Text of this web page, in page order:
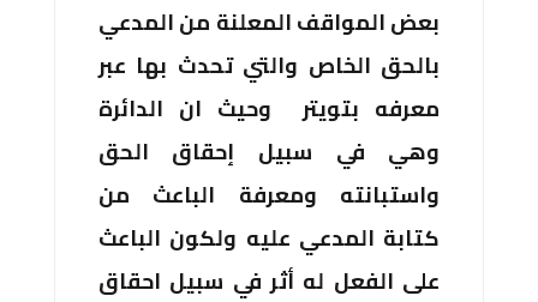
بعض المواقف المعلنة من المدعي
بالحق الخاص والتي تحدث بها عبر
معرفه بتويتر وحيث ان الدائرة
وهي في سبيل إحقاق الحق
واستبانته ومعرفة الباعث من
كتابة المدعي عليه ولكون الباعث
على الفعل له أثر في سبيل احقاق